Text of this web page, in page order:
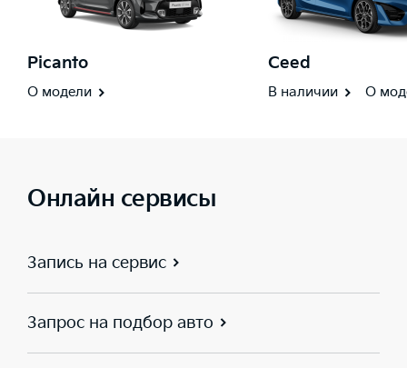
Picanto
О модели
Ceed
В наличии О
Онлайн сервисы
Запись на сервис
Запрос на подбор авто